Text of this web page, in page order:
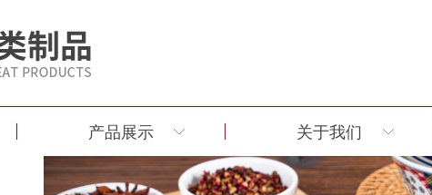
产品展示 关于我们